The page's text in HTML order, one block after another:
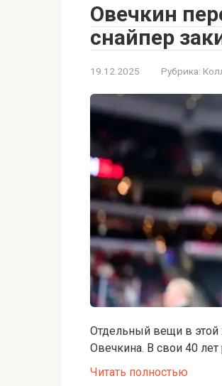
Овечкин
снайпер
19.12.2025 Рубрика:
Отдельный вещи в этой
Овечкина. В свои 40 лет
Читать полностью